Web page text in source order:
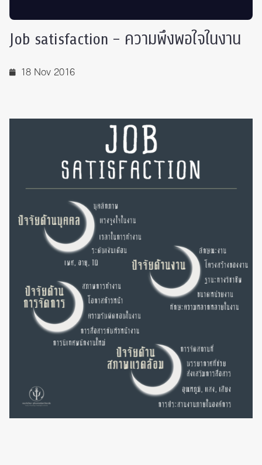
Job satisfaction – ความพึงพอใจในงาน
18 Nov 2016